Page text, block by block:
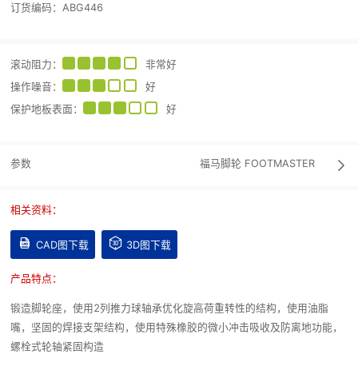
订货编码： ABG446
滚动阻力 ：
非常好
操作噪音 ：
好
保护地板表面 ： 好
参数 福马脚轮 FOOTMASTER 
相关资料：
 CAD图下载  3D图下载
产品特点：
锻造脚轮座，使用2列推力球轴承优化旋高荷重转性的结构，使用油脂
嘴，坚固的焊接支架结构，使用特殊橡胶的微小冲击吸收及防离地功能，
螺栓式轮轴紧固构造